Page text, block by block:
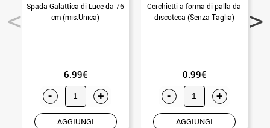
Spada Galattica di Luce da 76
cm (mis.Unica)
6.99€
- +
AGGIUNGI
Cerchietti a forma di palla da
discoteca (Senza Taglia)
0.99€
- +
AGGIUNGI